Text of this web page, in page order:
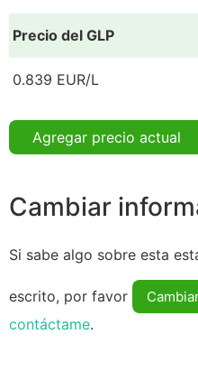
Precio del GLP
0.839 EUR/L
Agregar precio actual
Cambiar
Si sabe algo sobre esta
escrito, por favor
contáctame.